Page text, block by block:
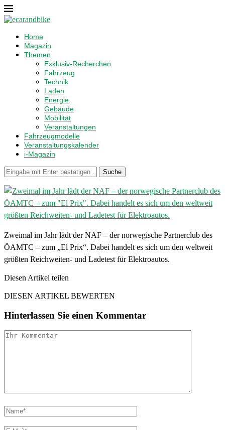
Home
Magazin
Themen
Exklusiv-Recherchen
Fahrzeug
Technik
Laden
Energie
Gebäude
Mobilität
Veranstaltungen
Fahrzeugmodelle
Veranstaltungskalender
i-Magazin
Suche
Zweimal im Jahr lädt der NAF – der norwegische Partnerclub des
ÖAMTC – zum „El Prix“. Dabei handelt es sich um den weltweit
größten Reichweiten- und Ladetest für Elektroautos.
Diesen Artikel teilen
DIESEN ARTIKEL BEWERTEN
Hinterlassen Sie einen Kommentar